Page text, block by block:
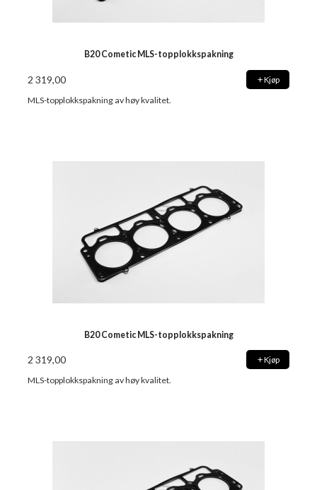
B20 Cometic MLS-topplokkspakning
2 319,00 Kjøp
MLS-topplokkspakning av høy kvalitet.
B20 Cometic MLS-topplokkspakning
2 319,00 Kjøp
MLS-topplokkspakning av høy kvalitet.